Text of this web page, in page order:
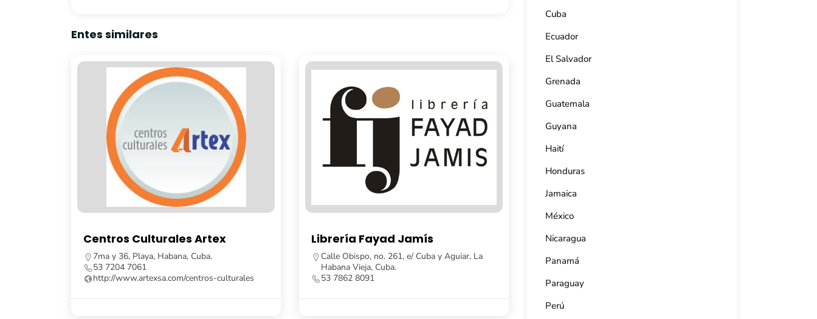
Entes similares
Culturales Artex
y 36, Playa, Habana, Cuba.
www.artexsa.com/centros-culturales
Librería Fayad Jamís
Calle Obispo, no. 261, e/ Cuba y Aguiar, La
53 7862 8091
Casa Gaia
La Habana, Cuba.
Cuba
Ecuador
El Salvador
Grenada
Guatemala
Guyana
Haití
Honduras
Jamaica
México
Nicaragua
Panamá
Paraguay
Perú